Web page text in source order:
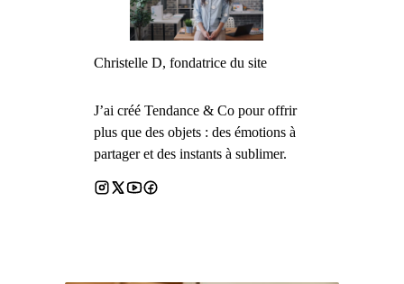
Christelle D, fondatrice du site
J’ai créé Tendance & Co pour offrir
plus que des objets : des émotions à
partager et des instants à sublimer.